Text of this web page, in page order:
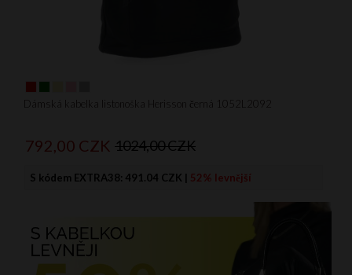
Dámská kabelka listonoška Herisson černá 1052L2092
792,00 CZK 1024,00 CZK
S kódem EXTRA38: 491.04 CZK | 52% levnější